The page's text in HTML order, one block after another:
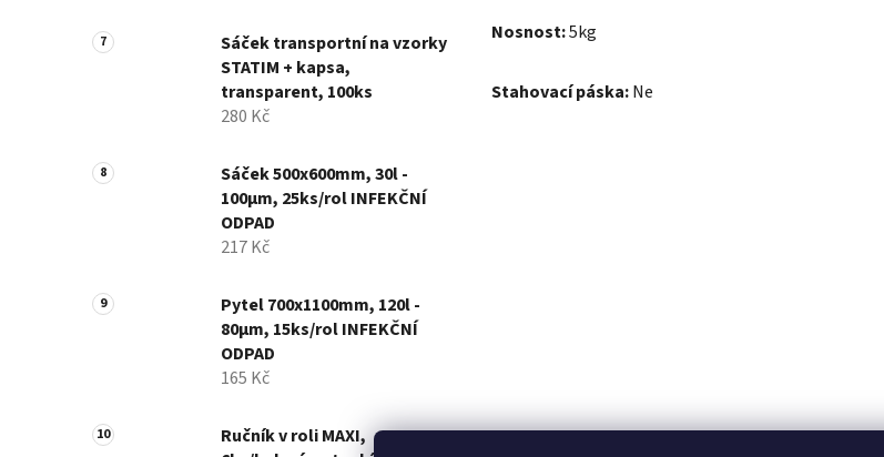
Sáček transportní na vzorky
STATIM + kapsa,
transparent, 100ks
280 Kč
Sáček 500x600mm, 30l -
100µm, 25ks/rol INFEKČNÍ
ODPAD
217 Kč
Pytel 700x1100mm, 120l -
80µm, 15ks/rol INFEKČNÍ
ODPAD
165 Kč
Ručník v roli MAXI,
Nosnost:5kg
Stahovací páska:Ne